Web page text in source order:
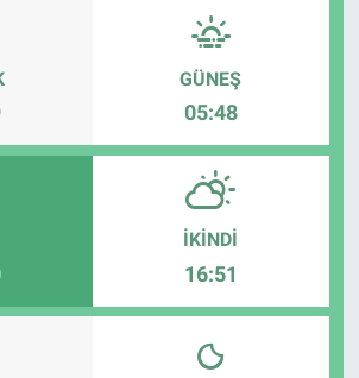
GÜNEŞ
05:48
İKINDI
16:51